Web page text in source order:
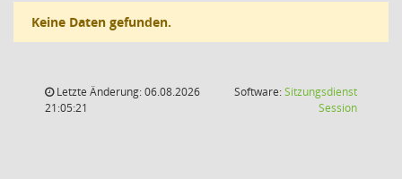
Keine Daten gefunden.
Letzte Änderung: 06.08.2026
21:05:21
Software:Sitzungsdienst
Session(Wird in